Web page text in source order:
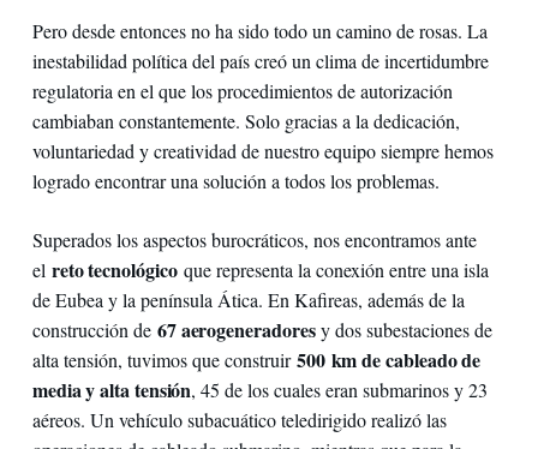
Pero desde entonces no ha sido todo un camino de rosas. La
inestabilidad política del país creó un clima de incertidumbre
regulatoria en el que los procedimientos de autorización
cambiaban constantemente. Solo gracias a la dedicación,
voluntariedad y creatividad de nuestro equipo siempre hemos
logrado encontrar una solución a todos los problemas.
Superados los aspectos burocráticos, nos encontramos ante
el reto tecnológicoque representa la conexión entre una isla
de Eubea y la península Ática. En Kafireas, además de la
construcción de 67 aerogeneradoresy dos subestaciones de
alta tensión, tuvimos que construir500 km de cableado de
media y alta tensión, 45 de los cuales eran submarinos y 23
aéreos. Un vehículo subacuático teledirigido realizó las